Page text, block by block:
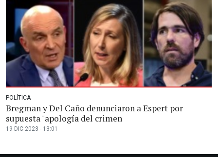
POLÍTICA
Bregman y Del Caño denunciaron a Espert por
supuesta "apología del crimen
19 DIC 2023 - 13:01